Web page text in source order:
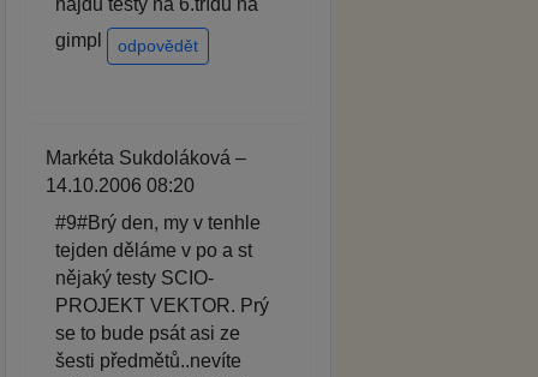
najdu testy na 6.třídu na
gimpl
odpovědět
Markéta Sukdoláková –
14.10.2006 08:20
#9#Brý den, my v tenhle
tejden děláme v po a st
nějaký testy SCIO-
PROJEKT VEKTOR. Prý
se to bude psát asi ze
šesti předmětů..nevíte